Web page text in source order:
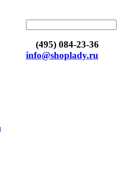
(495) 084-23-36
info@shoplady.ru